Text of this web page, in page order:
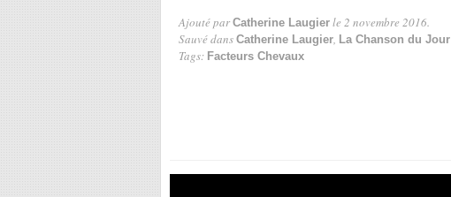
Ajouté par Catherine Laugier le 2 novembre 2016.
Sauvé dans Catherine Laugier, La Chanson du Jour
Tags: Facteurs Chevaux